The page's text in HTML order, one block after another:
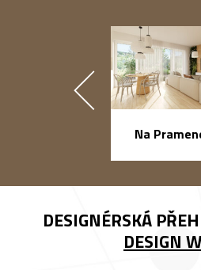
Na
DESIGNÉRSKÁ
DESIGN